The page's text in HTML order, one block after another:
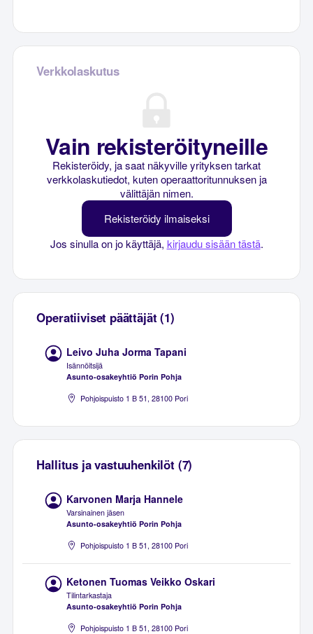
Verkkolaskutus
Vain rekisteröityneille
Rekisteröidy, ja saat näkyville yrityksen tarkat
verkkolaskutiedot, kuten operaattoritunnuksen ja
välittäjän nimen.
Rekisteröidy ilmaiseksi
Jos sinulla on jo käyttäjä, kirjaudu sisään tästä.
Operatiiviset päättäjät (1)
Leivo Juha Jorma Tapani
Isännöitsijä
Asunto-osakeyhtiö Porin Pohja
Pohjoispuisto 1 B 51, 28100 Pori
Hallitus ja vastuuhenkilöt (7)
Karvonen Marja Hannele
Varsinainen jäsen
Asunto-osakeyhtiö Porin Pohja
Pohjoispuisto 1 B 51, 28100 Pori
Ketonen Tuomas Veikko Oskari
Tilintarkastaja
Asunto-osakeyhtiö Porin Pohja
Pohjoispuisto 1 B 51, 28100 Pori